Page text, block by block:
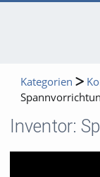
Kategorien